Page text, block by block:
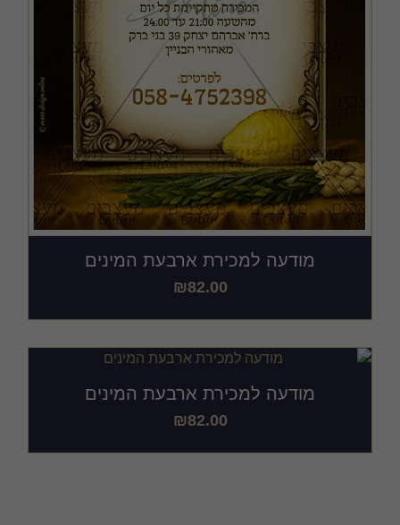
מודעה למכירת ארבעת המינים
₪82.00
מודעה למכירת ארבעת המינים
₪82.00